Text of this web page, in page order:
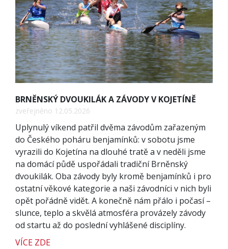
BRNĚNSKÝ DVOUKILÁK A ZÁVODY V KOJETÍNĚ
zveřejněno 12.05.2026
Uplynulý víkend patřil dvěma závodům zařazeným
do Českého poháru benjamínků: v sobotu jsme
vyrazili do Kojetína na dlouhé tratě a v neděli jsme
na domácí půdě uspořádali tradiční Brněnský
dvoukilák. Oba závody byly kromě benjamínků i pro
ostatní věkové kategorie a naši závodníci v nich byli
opět pořádně vidět. A konečně nám přálo i počasí –
slunce, teplo a skvělá atmosféra provázely závody
od startu až do poslední vyhlášené disciplíny.
VÍCE ZDE